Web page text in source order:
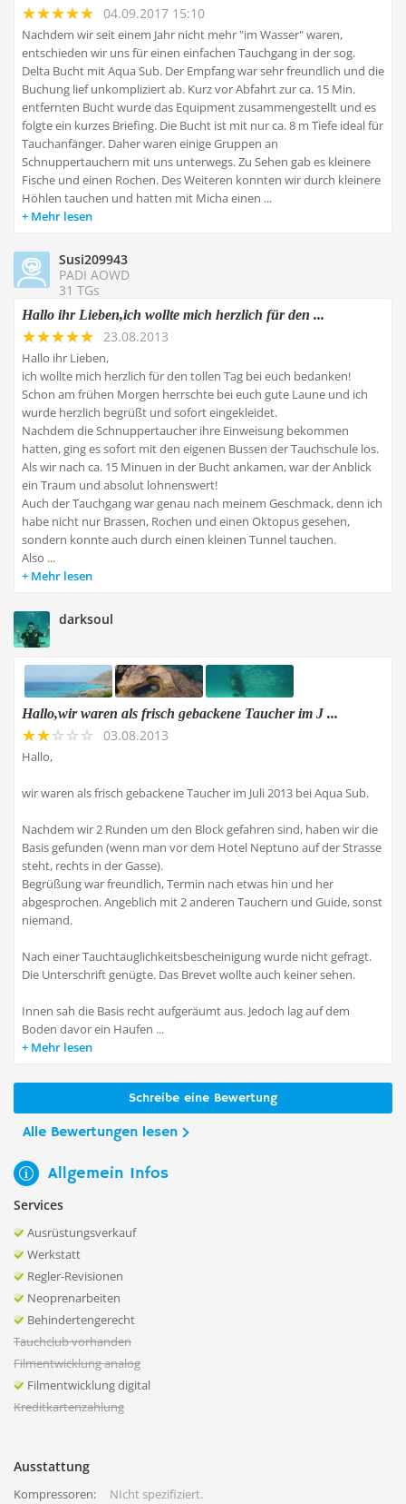
04.09.2017 15:10
Nachdem wir seit einem Jahr nicht mehr "im Wasser" waren,
entschieden wir uns für einen einfachen Tauchgang in der sog.
Delta Bucht mit Aqua Sub. Der Empfang war sehr freundlich und die
Buchung lief unkompliziert ab. Kurz vor Abfahrt zur ca. 15 Min.
entfernten Bucht wurde das Equipment zusammengestellt und es
folgte ein kurzes Briefing. Die Bucht ist mit nur ca. 8 m Tiefe ideal für
Tauchanfänger. Daher waren einige Gruppen an
Schnuppertauchern mit uns unterwegs. Zu Sehen gab es kleinere
Fische und einen Rochen. Des Weiteren konnten wir durch kleinere
Höhlen tauchen und hatten mit Micha einen ...
Mehr lesen
Susi209943
PADI AOWD
31 TGs
Hallo ihr Lieben,ich wollte mich herzlich für den ...
23.08.2013
Hallo ihr Lieben,
ich wollte mich herzlich für den tollen Tag bei euch bedanken!
Schon am frühen Morgen herrschte bei euch gute Laune und ich
wurde herzlich begrüßt und sofort eingekleidet.
Nachdem die Schnuppertaucher ihre Einweisung bekommen
hatten, ging es sofort mit den eigenen Bussen der Tauchschule los.
Als wir nach ca. 15 Minuen in der Bucht ankamen, war der Anblick
ein Traum und absolut lohnenswert!
Auch der Tauchgang war genau nach meinem Geschmack, denn ich
habe nicht nur Brassen, Rochen und einen Oktopus gesehen,
sondern konnte auch durch einen kleinen Tunnel tauchen.
Also ...
Mehr lesen
darksoul
Hallo,wir waren als frisch gebackene Taucher im J ...
03.08.2013
Hallo,
wir waren als frisch gebackene Taucher im Juli 2013 bei Aqua Sub.
Nachdem wir 2 Runden um den Block gefahren sind, haben wir die
Basis gefunden (wenn man vor dem Hotel Neptuno auf der Strasse
steht, rechts in der Gasse).
Begrüßung war freundlich, Termin nach etwas hin und her
abgesprochen. Angeblich mit 2 anderen Tauchern und Guide, sonst
niemand.
Nach einer Tauchtauglichkeitsbescheinigung wurde nicht gefragt.
Die Unterschrift genügte. Das Brevet wollte auch keiner sehen.
Innen sah die Basis recht aufgeräumt aus. Jedoch lag auf dem
Boden davor ein Haufen ...
Mehr lesen
Schreibe eine Bewertung
Alle Bewertungen lesen
Allgemein Infos
Services
Ausrüstungsverkauf
Werkstatt
Regler-Revisionen
Neoprenarbeiten
Behindertengerecht
Tauchclub vorhanden
Filmentwicklung analog
Filmentwicklung digital
Kreditkartenzahlung
Ausstattung
Kompressoren: NIcht spezifiziert.